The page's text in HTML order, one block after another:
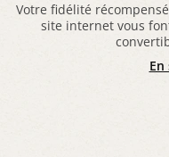
Votre fidélité
site internet vous